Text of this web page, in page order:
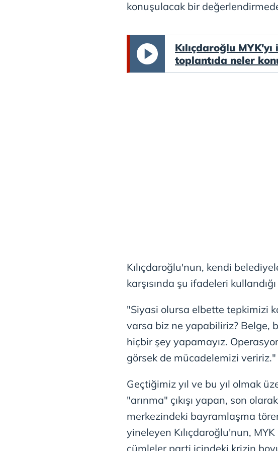
mevzuata uygun olarak kullanılan çerezlerle
konuşulacak bir
Kılıçdaroğlu
toplantıda neler
Kılıçdaroğlu'nun, kendi
karşısında şu ifadeleri
"Siyasi olursa elbette tepkimizi
varsa biz ne yapabiliriz? Belge,
hiçbir şey yapamayız.
görsek de mücadelemizi veririz."
Geçtiğimiz yıl ve bu yıl olmak
"arınma" çıkışı yapan, son
merkezindeki bayramlaşma
yineleyen Kılıçdaroğlu'nun,
cümleler parti içindeki krizin